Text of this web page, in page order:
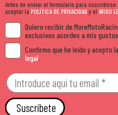
Antes de enviar el formulario para suscribirse
aceptar la POLÍTICA DE PRIVACIDADy el AVISO
Quiero recibir de
exclusivos acordes a mis
Confirmo que he leído y acepto la
legal.
Suscríbete